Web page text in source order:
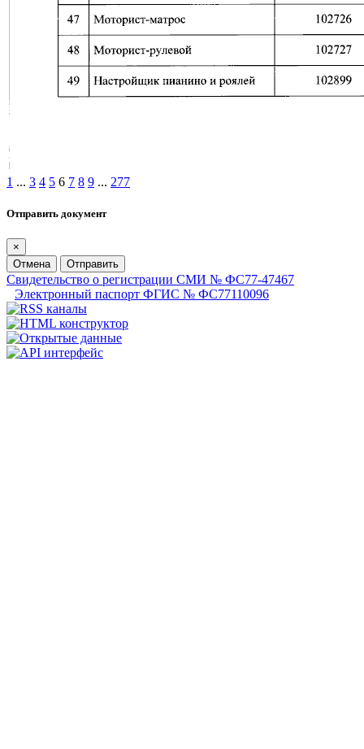
1 ... 3 4 5 6 7 8 9 ... 277
Отправить документ
×
Отмена
Отправить
Свидетельство о регистрации СМИ № ФС77-47467
Электронный паспорт ФГИС № ФС77110096